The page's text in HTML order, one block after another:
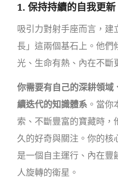
1. 保持持續的自我更新
吸引力對射手座而言，建
長」這兩個基石上。他們
光、生命有熱、內在不斷
你需要有自己的深耕領域
續迭代的知識體系 。當你
索、不斷豐富的寶藏時，
久的好奇與關注。你的核
是一個自主運行、內在豐
人旋轉的衛星。